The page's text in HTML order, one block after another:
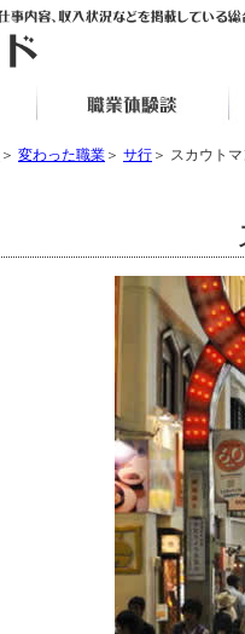
＞ 変わった職業 ＞ サ行 ＞ スカウト